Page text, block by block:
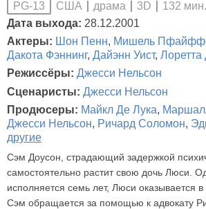
PG-13 США драма 3D
132 мин.
Дата выхода: 28.12.2001
Актеры: Шон Пенн, Мишель
Дакота Фэннинг, Дайэнн Уист, Лоретта
Режиссёры: Джесси Нельсон
Сценаристы: Джесси Нельсон
Продюсеры: Майкл Де Лука,
Джесси Нельсон, Ричард Соломон,
другие
Сэм Доусон, страдающий задержкой
самостоятельно растит свою дочь Люси.
исполняется семь лет, Люси оказывается в
Сэм обращается за помощью к адвокату